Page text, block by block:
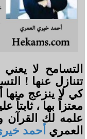
التسامح لا
تتنازل عنها !
كي لا ينزعج
معتزاً بها ، ثابتاً
علمه لك
العمريأحمد